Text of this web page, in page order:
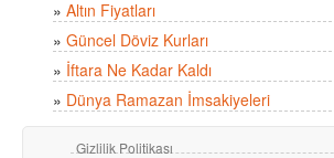
» Altın Fiyatları
» Güncel Döviz Kurları
» İftara Ne Kadar Kaldı
» Dünya Ramazan İmsakiyeleri
Gizlilik Politikası